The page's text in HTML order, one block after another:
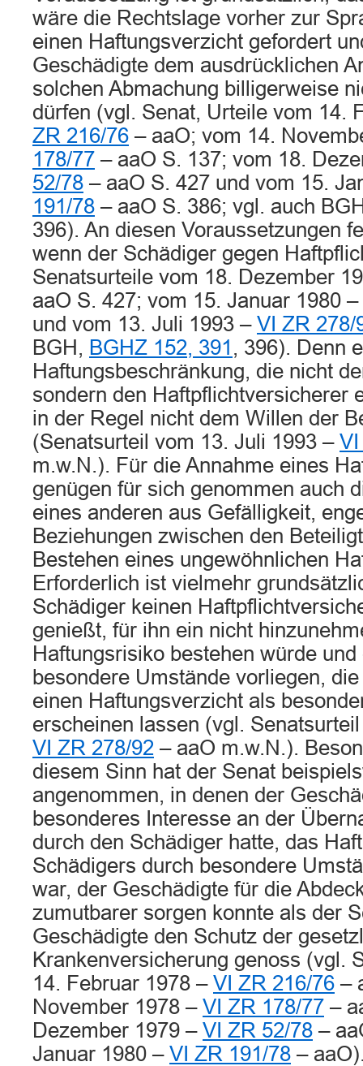
wäre die Rechtslage vorher zur
einen Haftungsverzicht gefordert
Geschädigte dem ausdrücklichen
solchen Abmachung billigerweise
dürfen (vgl. Senat, Urteile vom 14.
ZR 216/76 – aaO; vom 14.
178/77 – aaO S. 137; vom 18.
52/78 – aaO S. 427 und vom 15.
191/78 – aaO S. 386; vgl. auch
396). An diesen Voraussetzungen
wenn der Schädiger gegen
Senatsurteile vom 18. Dezember
aaO S. 427; vom 15. Januar 1980 –
und vom 13. Juli 1993 – VI ZR 278/
BGH, BGHZ 152, 391 , 396). Denn
Haftungsbeschränkung, die nicht
sondern den Haftpflichtversicherer
in der Regel nicht dem Willen der
(Senatsurteil vom 13. Juli 1993 –
m.w.N.). Für die Annahme eines
genügen für sich genommen auch
eines anderen aus Gefälligkeit,
Beziehungen zwischen den
Bestehen eines ungewöhnlichen
Erforderlich ist vielmehr
Schädiger keinen
genießt, für ihn ein nicht
Haftungsrisiko bestehen würde
besondere Umstände vorliegen,
einen Haftungsverzicht als
erscheinen lassen (vgl.
VI ZR 278/92 – aaO m.w.N.).
diesem Sinn hat der Senat
angenommen, in denen der
besonderes Interesse an der
durch den Schädiger hatte, das
Schädigers durch besondere
war, der Geschädigte für die
zumutbarer sorgen konnte als der
Geschädigte den Schutz der
Krankenversicherung genoss (vgl.
14. Februar 1978 – VI ZR 216/76 –
November 1978 – VI ZR 178/77 –
Dezember 1979 – VI ZR 52/78 –
Januar 1980 – VI ZR 191/78 –